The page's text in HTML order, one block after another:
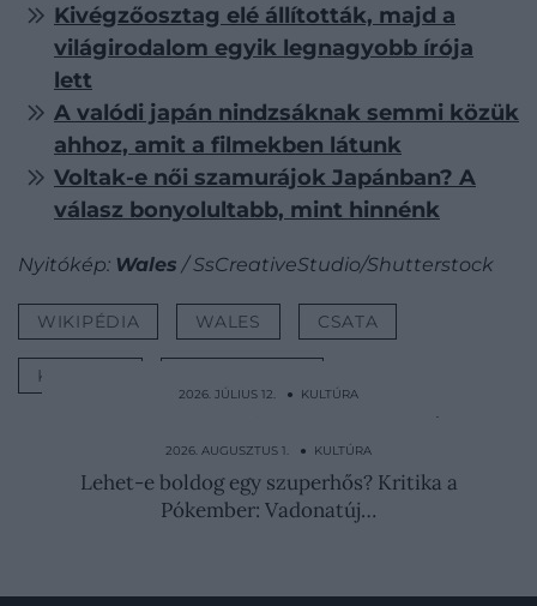
Kivégzőosztag elé állították, majd a
világirodalom egyik legnagyobb írója
lett
A valódi japán nindzsáknak semmi közük
ahhoz, amit a filmekben látunk
Voltak-e női szamurájok Japánban? A
válasz bonyolultabb, mint hinnénk
Nyitókép: Wales / SsCreativeStudio/Shutterstock
WIKIPÉDIA WALES CSATA
KRÓNIKA
2026. JÚLIUS 12. ● KULTÚRA
Megmérgezték, lelőtték, folyóba dobták:
Raszputyin életénél…
2026. AUGUSZTUS 1. ● KULTÚRA
Lehet-e boldog egy szuperhős? Kritika a
Pókember: Vadonatúj…